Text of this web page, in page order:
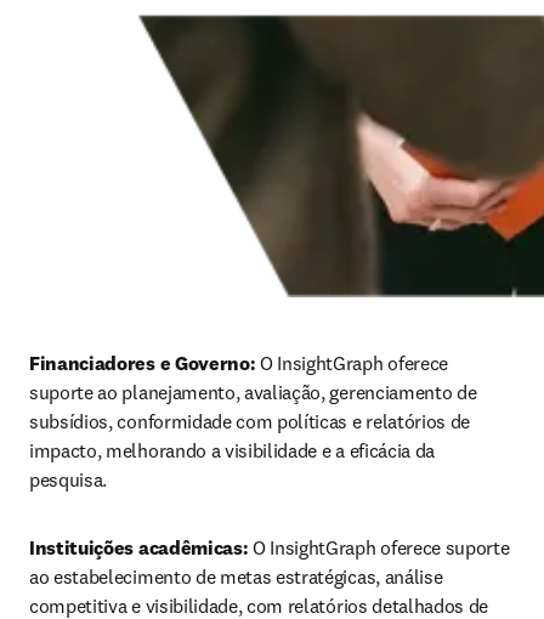
Financiadores e Governo: O InsightGraph oferece
suporte ao planejamento, avaliação, gerenciamento de
subsídios, conformidade com políticas e relatórios de
impacto, melhorando a visibilidade e a eficácia da
pesquisa.
Instituições acadêmicas: O InsightGraph oferece suporte
ao estabelecimento de metas estratégicas, análise
competitiva e visibilidade, com relatórios detalhados de